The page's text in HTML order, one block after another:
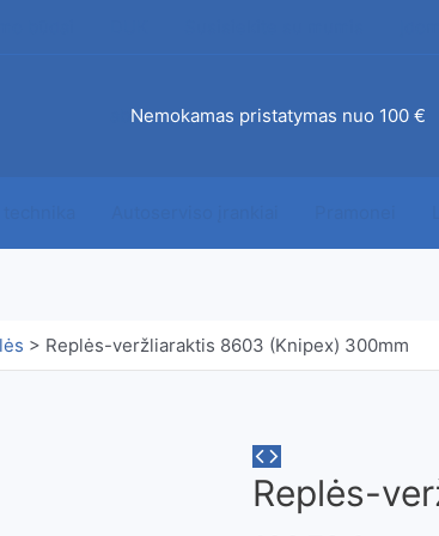
Nemokamas pristatymas nuo 100 €
> Replės-veržliaraktis 8603 (Knipex) 300mm
Replės-